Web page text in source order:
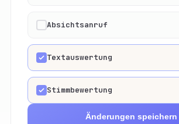
Absichtsanruf
Textauswertung
Stimmbewertung
Änderungen speichern